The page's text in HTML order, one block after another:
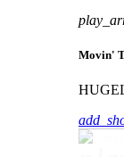
Movin'